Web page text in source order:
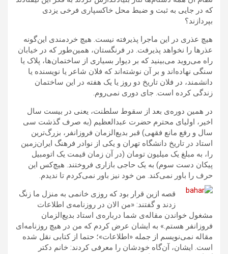
که در جایی به ثبت و ضبط محل خاکسپاری فرخی یزدی
بپردازند؟
هیچ عذری در این ماجرا پذیرفته نیست. هیچ خردمندی این‌گونه
عذرها را نخواهد پذیرفت. در فرنگستان، همین‌طور که در خیابان
راه می‌روید می‌بینید که بر دیوار بسیاری از ساختمان‌ها، پلاک یا
سنگی نهاده‌اند و بر آن نوشته‌اند که فلان شاعر یا نویسنده یا
دانشمند، در فلان تاریخ دو روز یا یک هفته در این ساختمان
زندگی کرده است. جای دوری نمی‌روم.
در همین دوره‌ی بعد از سقوط سلطنت، یعنی در بیست سال
اخیر، اولیای محترم حضرت عبدالعظیم (به صرف گذشت سی‌
سال و رفع مانع فقهی) قبر بدیع‌الزمان فروزانفر، بزرگ‌ترین
استاد در تاریخ دانشگاه تهران و یکی از نوادر فرهنگ ایران‌زمین
را، به مبلغ یک میلیون تومان (در آن زمان قیمت یک اتومبیل
پیکان دست سوم) به یک حاجی بازاری فروختند. هیچ‌کس این
حرف را باور نمی‌کند. من خود نیز باور نمی‌کردم تا ندیدم.
قصه ازین قرار بود که روزی خانمی به منزل ما زنگ
زدند و گفتند: «من الان در روزنامه‌ی اطلاعات
مشغول خواندن مقاله‌ی شما درباره‌ی استاد بدیع‌الزمان
فروزانفر هستم.» به ایشان عرض کردم که من در هیچ روزنامه‌ای
مقاله نمی‌نویسم از جمله «اطلاعات»؛ حتما از کتابی نقل شده
است. ایشان، آن‌گاه خودشان را معرفی کردند: خانم دکتر